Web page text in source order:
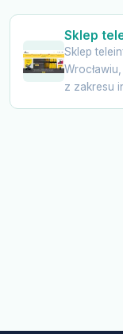
Sklep
Sklep
z zakresu